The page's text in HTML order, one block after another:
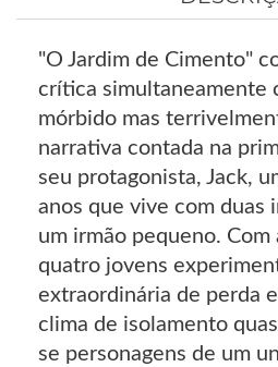
"O Jardim de Cimento"
crítica simultaneamente
mórbido mas
narrativa contada na
seu protagonista, Jack,
anos que vive com duas
um irmão pequeno. Com
quatro jovens
extraordinária de perda
clima de isolamento
se personagens de um